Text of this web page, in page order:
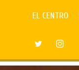
EL CENTRO